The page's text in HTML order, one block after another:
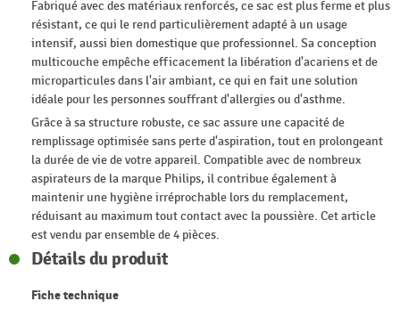
Fabriqué avec des matériaux renforcés, ce sac est plus ferme et plus
résistant, ce qui le rend particulièrement adapté à un usage
intensif, aussi bien domestique que professionnel. Sa conception
multicouche empêche efficacement la libération d'acariens et de
microparticules dans l'air ambiant, ce qui en fait une solution
idéale pour les personnes souffrant d'allergies ou d'asthme.
Grâce à sa structure robuste, ce sac assure une capacité de
remplissage optimisée sans perte d'aspiration, tout en prolongeant
la durée de vie de votre appareil. Compatible avec de nombreux
aspirateurs de la marque Philips, il contribue également à
maintenir une hygiène irréprochable lors du remplacement,
réduisant au maximum tout contact avec la poussière. Cet article
est vendu par ensemble de 4 pièces.
Détails du produit
Fiche technique